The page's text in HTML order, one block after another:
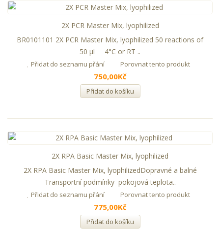
2X PCR Master Mix, lyophilized
BR0101101 2X PCR Master Mix, lyophilized 50 reactions of
50 µl 4°C or RT ..
Přidat do seznamu přání Porovnat tento produkt
750,00Kč
Přidat do košíku
2X RPA Basic Master Mix, lyophilized
2X RPA Basic Master Mix, lyophilizedDopravné a balné
Transportní podmínky pokojová teplota..
Přidat do seznamu přání Porovnat tento produkt
775,00Kč
Přidat do košíku